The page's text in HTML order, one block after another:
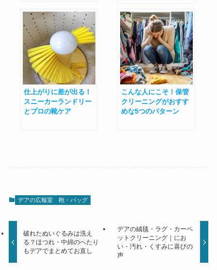
仕上がりに差が出る！
スニーカーランドリー
とプロの靴ケア
こんな人にこそ！保管
クリーニングがおすす
めな5つのパターン
デアの広報室 鞄・バッグ
破れたぬいぐるみは洗え
る？ほつれ・中綿のへたり
もデアでまとめてお直し
デアの絨毯・ラグ・カーペ
ットクリーニング｜にお
い・汚れ・くすみに喜びの
声